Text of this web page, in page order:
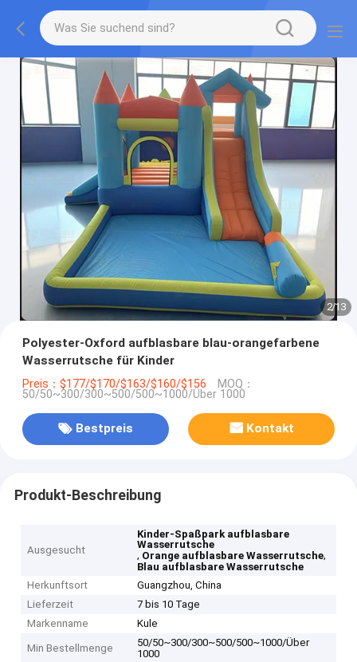
2/13
Polyester-Oxford aufblasbare blau-orangefarbene
Wasserrutsche für Kinder
Preis：$177/$170/$163/$160/$156 MOQ：
50/50~300/300~500/500~1000/Über 1000
Bestpreis Kontakt
Produkt-Beschreibung
Ausgesucht
Kinder-Spaßpark aufblasbare
Wasserrutsche
, Orange aufblasbare Wasserrutsche,
Blau aufblasbare Wasserrutsche
Herkunftsort
Guangzhou, China
Lieferzeit
7 bis 10 Tage
Markenname
Kule
Min Bestellmenge
50/50~300/300~500/500~1000/Über
1000